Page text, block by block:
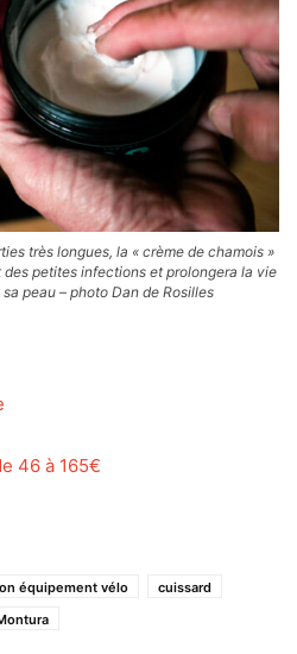
très longues, la « crème de chamois »
petites infections et prolongera la vie
peau – photo Dan de Rosilles
46 à 165€
équipement vélo
cuissard